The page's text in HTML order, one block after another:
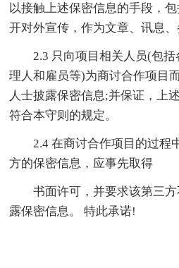
以接触上述保密信息的手段，
开对外宣传，作为文章、讯息、
2.3 只向项目相关人员(包括
理人和雇员等)为商讨合作项目
人士披露保密信息;并保证，上
符合本守则的规定。
2.4 在商讨合作项目的过程
方的保密信息，应事先取得
书面许可，并要求该第三方
露保密信息。 特此承诺!